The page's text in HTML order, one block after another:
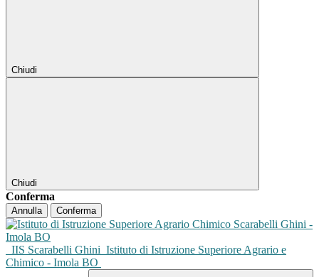
Chiudi
Chiudi
Conferma
Annulla Conferma
IIS Scarabelli Ghini Istituto di Istruzione Superiore Agrario e
Chimico - Imola BO